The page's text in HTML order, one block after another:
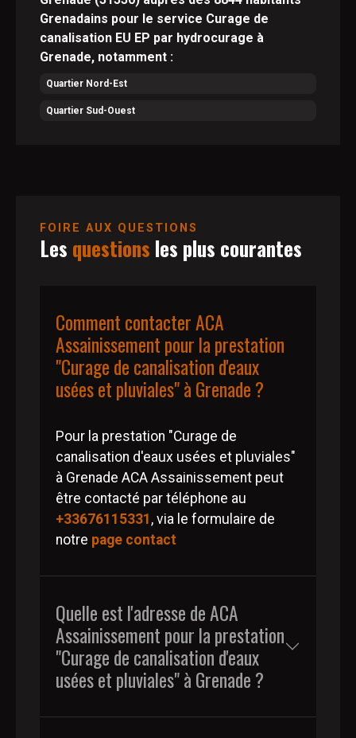
Grenadains pour le service Curage de
canalisation EU EP par hydrocurage à
Grenade, notamment :
Quartier Nord-Est
Quartier Sud-Ouest
FOIRE AUX QUESTIONS
Les questions les plus courantes
Comment contacter ACA
Assainissement pour la prestation
"Curage de canalisation d'eaux
usées et pluviales" à Grenade ?
Pour la prestation "Curage de
canalisation d'eaux usées et pluviales"
à Grenade ACA Assainissement peut
être contacté par téléphone au
+33676115331 , via le formulaire de
notre page contact
Quelle est l'adresse de ACA
Assainissement pour la prestation
"Curage de canalisation d'eaux
usées et pluviales" à Grenade ?